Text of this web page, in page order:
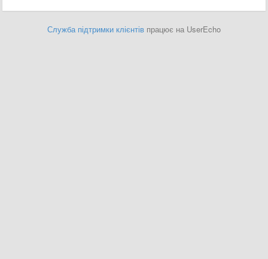
Служба підтримки клієнтів працює на UserEcho